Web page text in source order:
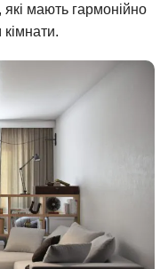
які мають гармонійно